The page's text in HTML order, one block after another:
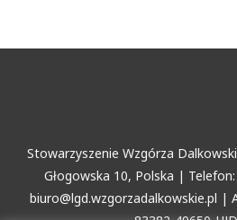
Stowarzyszenie Wzgórza
Głogowska 10, Polska |
biuro@lgd.wzgorzadalkowskie.pl |